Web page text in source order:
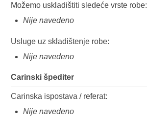
Možemo uskladištiti sledeće vrste robe:
Nije navedeno
Usluge uz skladištenje robe:
Nije navedeno
Carinski špediter
Carinska ispostava / referat:
Nije navedeno